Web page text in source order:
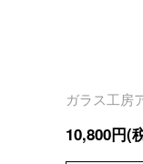
ガラス工房
10,800円(